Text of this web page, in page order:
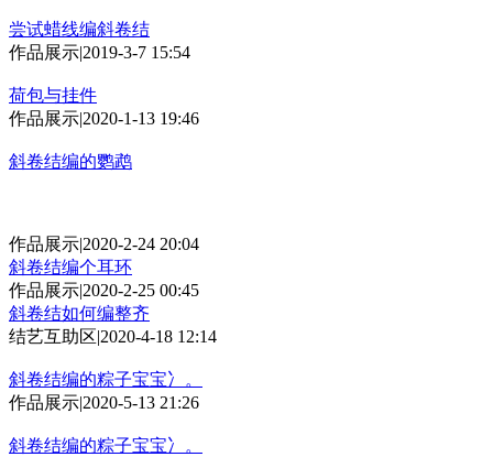
尝试蜡线编斜卷结
作品展示|2019-3-7 15:54
荷包与挂件
作品展示|2020-1-13 19:46
斜卷结编的鹦鹉
作品展示|2020-2-24 20:04
斜卷结编个耳环
作品展示|2020-2-25 00:45
斜卷结如何编整齐
结艺互助区|2020-4-18 12:14
斜卷结编的粽子宝宝冫。
作品展示|2020-5-13 21:26
斜卷结编的粽子宝宝冫。